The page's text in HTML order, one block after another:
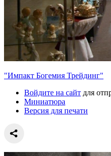
"Импакт Богемия Трейдинг"
Войдите на сайт для
Миниатюра
Версия для печати